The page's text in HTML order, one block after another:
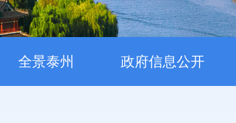
全景泰州 政府信息公开